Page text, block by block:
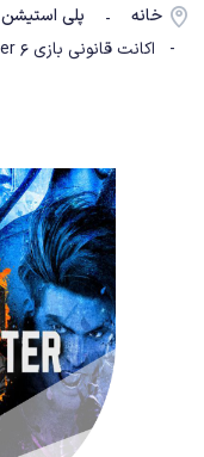
خانه -
پلی استیشن ۴
- اکانت قانونی بازی Street Fighter 6 ظرفیت2-Ps4